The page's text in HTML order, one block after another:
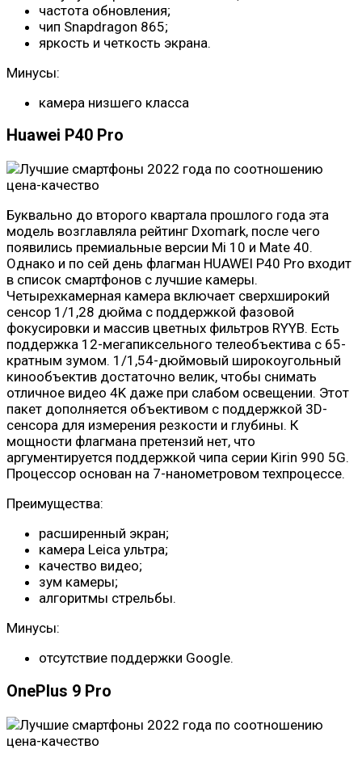
частота обновления;
чип Snapdragon 865;
яркость и четкость экрана.
Минусы:
камера низшего класса
Huawei P40 Pro
Буквально до второго квартала прошлого года эта
модель возглавляла рейтинг Dxomark, после чего
появились премиальные версии Mi 10 и Mate 40.
Однако и по сей день флагман HUAWEI P40 Pro входит
в список смартфонов с лучшие камеры.
Четырехкамерная камера включает сверхширокий
сенсор 1/1,28 дюйма с поддержкой фазовой
фокусировки и массив цветных фильтров RYYB. Есть
поддержка 12-мегапиксельного телеобъектива с 65-
кратным зумом. 1/1,54-дюймовый широкоугольный
кинообъектив достаточно велик, чтобы снимать
отличное видео 4K даже при слабом освещении. Этот
пакет дополняется объективом с поддержкой 3D-
сенсора для измерения резкости и глубины. К
мощности флагмана претензий нет, что
аргументируется поддержкой чипа серии Kirin 990 5G.
Процессор основан на 7-нанометровом техпроцессе.
Преимущества:
расширенный экран;
камера Leica ультра;
качество видео;
зум камеры;
алгоритмы стрельбы.
Минусы:
отсутствие поддержки Google.
OnePlus 9 Pro